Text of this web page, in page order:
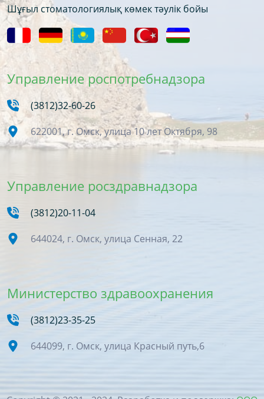
Шұғыл стоматологиялық көмек тәулік бойы
Управление роспотребнадзора
(3812)32-60-26
622001, г. Омск, улица 10 лет Октября, 98
Управление росздравнадзора
(3812)20-11-04
644024, г. Омск, улица Сенная, 22
Министерство здравоохранения
(3812)23-35-25
644099, г. Омск, улица Красный путь,6